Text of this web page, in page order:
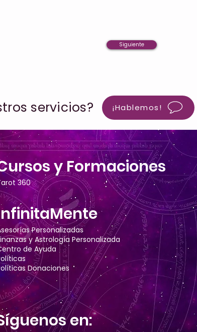
Siguiente
servicios? ¡Hablemos!
y Formaciones
360
Personalizadas
y Astrología Personalizada
de Ayuda
Donaciones
en: